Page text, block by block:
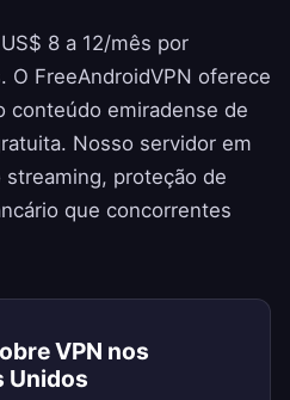
8 a 12/mês por
O FreeAndroidVPN oferece
conteúdo emiradense de
Nosso servidor em
proteção de
que concorrentes
VPN nos
Unidos